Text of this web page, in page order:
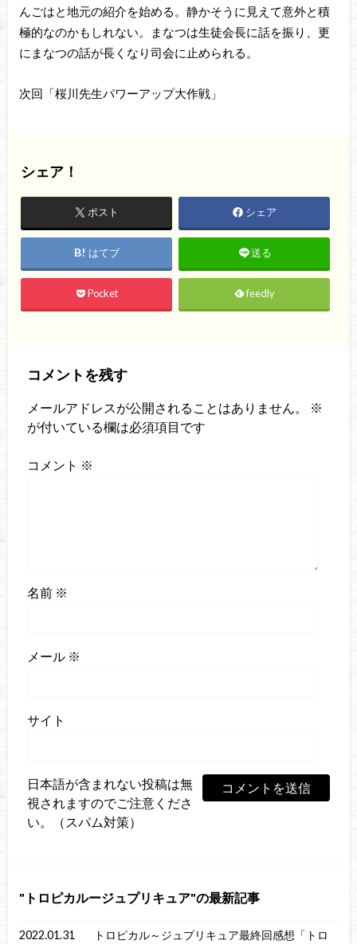
んごはと地元の紹介を始める。静かそうに見えて意外と積
極的なのかもしれない。まなつは生徒会長に話を振り、更
にまなつの話が長くなり司会に止められる。
次回「桜川先生パワーアップ大作戦」
シェア！
ポスト シェア
はてブ 送る
Pocket feedly
コメントを残す
メールアドレスが公開されることはありません。
※
が付いている欄は必須項目です
コメント ※
名前 ※
メール ※
サイト
日本語が含まれない投稿は無
視されますのでご注意くださ
い。（スパム対策）
トロピカルージュプリキュア の最新記事
2022.01.31
トロピカル～ジュプリキュア最終回感想「トロ